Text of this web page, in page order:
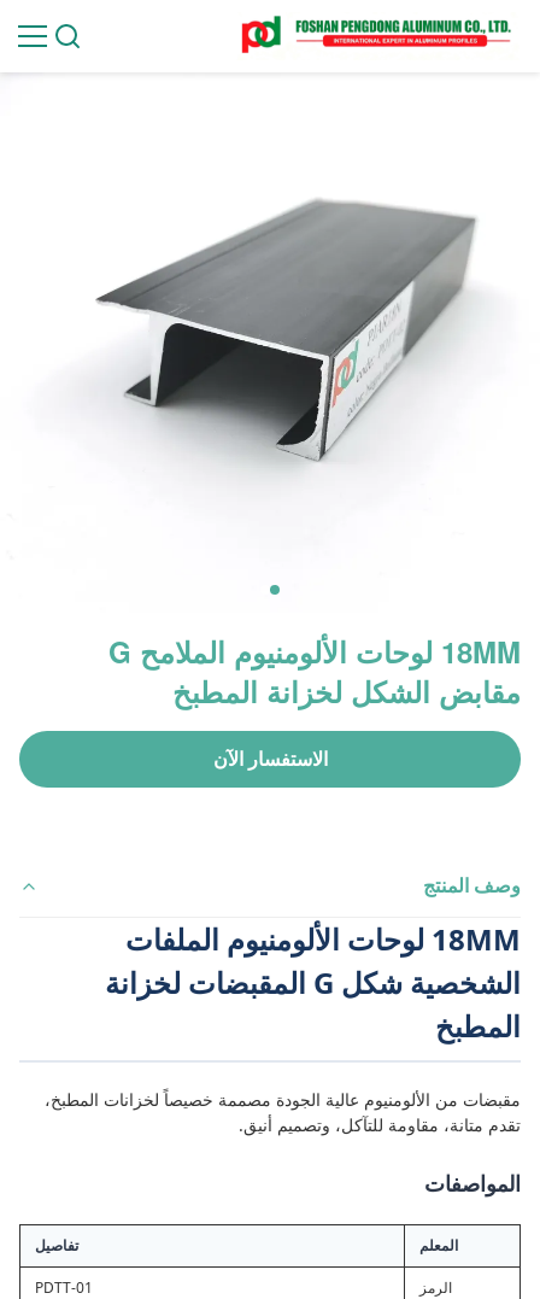
18MM لوحات الألومنيوم الملامح G
مقابض الشكل لخزانة المطبخ
الاستفسار الآن
وصف المنتج
18MM لوحات الألومنيوم الملفات
الشخصية شكل G المقبضات لخزانة
المطبخ
مقبضات من الألومنيوم عالية الجودة مصممة خصيصاً لخزانات المطبخ،
تقدم متانة، مقاومة للتآكل، وتصميم أنيق.
المواصفات
المعلم تفاصيل
الرمز PDTT-01